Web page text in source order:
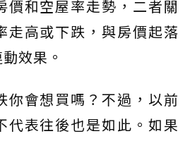
價和空屋率走勢，二者關
走高或下跌，與房價起落
效果。
你會想買嗎？不過，以前
代表往後也是如此。如果